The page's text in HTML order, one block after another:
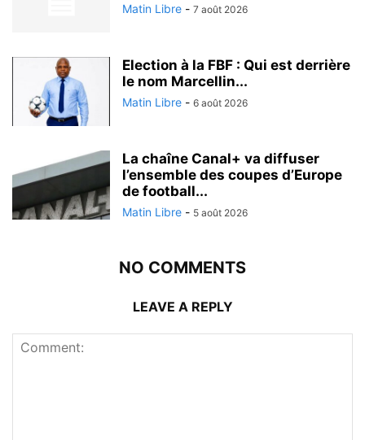
Matin Libre - 7 août 2026
Election à la FBF : Qui est derrière
le nom Marcellin...
Matin Libre - 6 août 2026
La chaîne Canal+ va diffuser
l’ensemble des coupes d’Europe
de football...
Matin Libre - 5 août 2026
NO COMMENTS
LEAVE A REPLY